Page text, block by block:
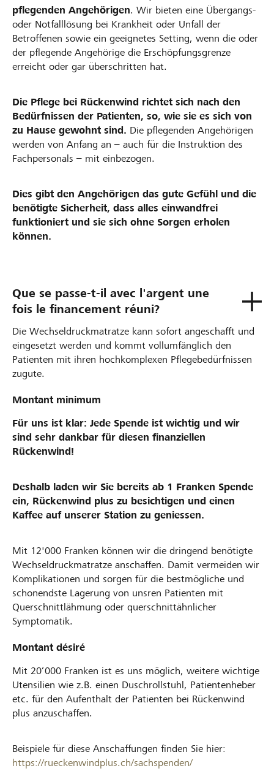
pflegenden Angehörigen. Wir bieten eine Übergangs-
oder Notfalllösung bei Krankheit oder Unfall der
Betroffenen sowie ein geeignetes Setting, wenn die oder
der pflegende Angehörige die Erschöpfungsgrenze
erreicht oder gar überschritten hat.
Die Pflege bei Rückenwind richtet sich nach den
Bedürfnissen der Patienten, so, wie sie es sich von
zu Hause gewohnt sind. Die pflegenden Angehörigen
werden von Anfang an – auch für die Instruktion des
Fachpersonals – mit einbezogen.
Dies gibt den Angehörigen das gute Gefühl und die
benötigte Sicherheit, dass alles einwandfrei
funktioniert und sie sich ohne Sorgen erholen
können.
Que se passe-t-il avec l'argent une
fois le financement réuni?
Die Wechseldruckmatratze kann sofort angeschafft und
eingesetzt werden und kommt vollumfänglich den
Patienten mit ihren hochkomplexen Pflegebedürfnissen
zugute.
Montant minimum
Für uns ist klar: Jede Spende ist wichtig und wir
sind sehr dankbar für diesen finanziellen
Rückenwind!
Deshalb laden wir Sie bereits ab 1 Franken Spende
ein, Rückenwind plus zu besichtigen und einen
Kaffee auf unserer Station zu geniessen.
Mit 12'000 Franken können wir die dringend benötigte
Wechseldruckmatratze anschaffen. Damit vermeiden wir
Komplikationen und sorgen für die bestmögliche und
schonendste Lagerung von unsren Patienten mit
Querschnittlähmung oder querschnittähnlicher
Symptomatik.
Montant désiré
Mit 20‘000 Franken ist es uns möglich, weitere wichtige
Utensilien wie z.B. einen Duschrollstuhl, Patientenheber
etc. für den Aufenthalt der Patienten bei Rückenwind
plus anzuschaffen.
Beispiele für diese Anschaffungen finden Sie hier:
https://rueckenwindplus.ch/sachspenden/